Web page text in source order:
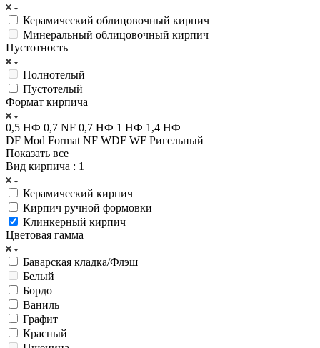
Керамический облицовочный кирпич
Минеральный облицовочный кирпич
Пустотность
Полнотелый
Пустотелый
Формат кирпича
0,5 НФ 0,7 NF 0,7 НФ 1 НФ 1,4 НФ
DF Mod Format NF WDF WF Ригельный
Показать все
Вид кирпича : 1
Керамический кирпич
Кирпич ручной формовки
Клинкерный кирпич
Цветовая гамма
Баварская кладка/Флэш
Белый
Бордо
Ваниль
Графит
Красный